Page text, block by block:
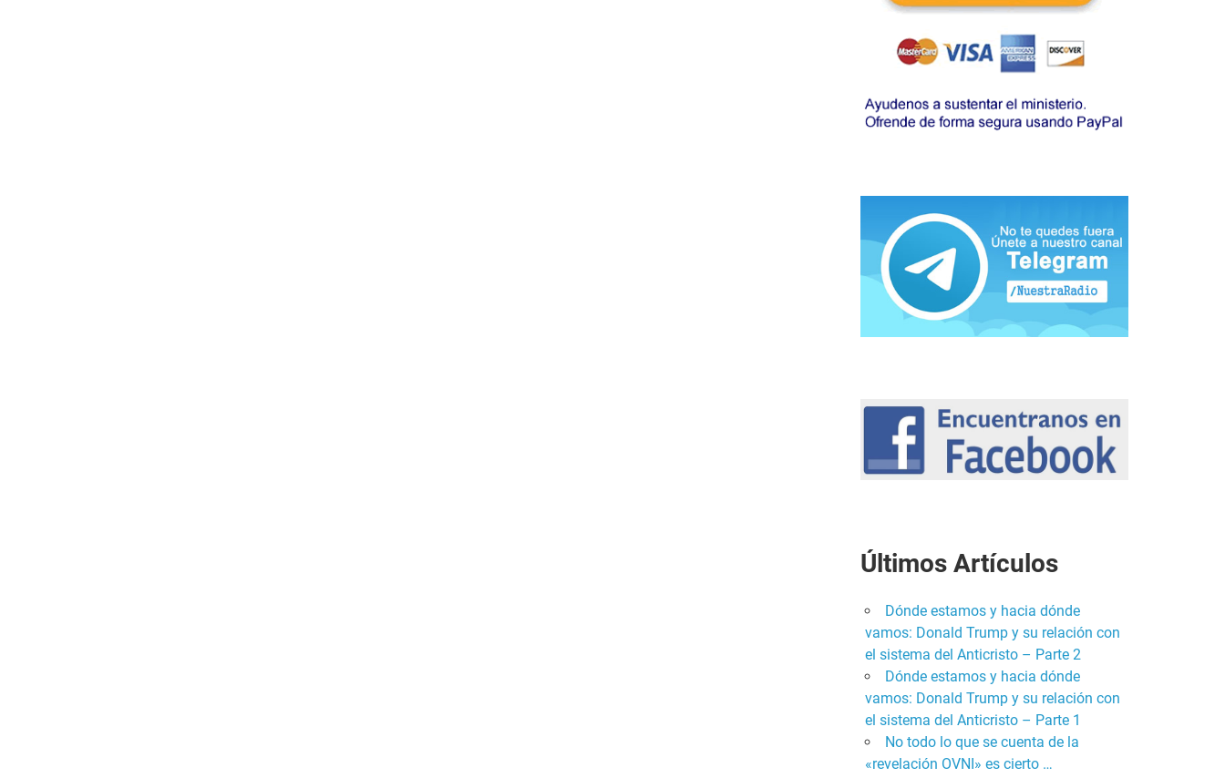
Últimos Artículos
Dónde estamos y hacia dónde
vamos: Donald Trump y su relación con
el sistema del Anticristo – Parte 2
Dónde estamos y hacia dónde
vamos: Donald Trump y su relación con
el sistema del Anticristo – Parte 1
No todo lo que se cuenta de la
«revelación OVNI» es cierto …